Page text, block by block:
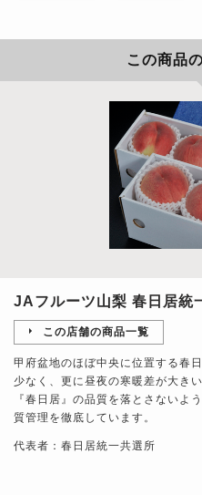
この商品
JAフルーツ山梨 春日居統
この店舗の商品一覧
甲府盆地のほぼ中央に位置する春
少なく、更に昼夜の寒暖差が大き
『春日居』の品質を落とさないよ
質管理を徹底しています。
代表者：春日居統一共選所